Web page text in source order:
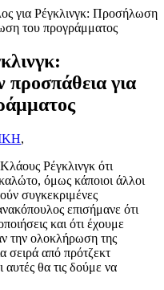
για Ρέγκλινγκ: Προσήλωση
του προγράμματος
για
,
Ρέγκλινγκ ότι
όμως κάποιοι άλλοι
συγκεκριμένες
επισήμανε ότι
και ότι έχουμε
την ολοκλήρωση της
σειρά από πρότζεκτ
αυτές θα τις δούμε να